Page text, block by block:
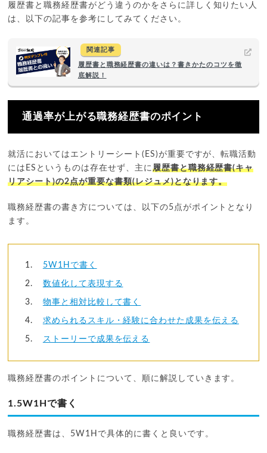
履歴書と職務経歴書がどう違うのかをさらに詳しく知りたい人
は、以下の記事を参考にしてみてください。
関連記事
履歴書と職務経歴書の違いは？書きかたのコツを徹
底解説！
通過率が上がる職務経歴書のポイント
就活においてはエントリーシート(ES)が重要ですが、転職活動
にはESというものは存在せず、主に 履歴書と職務経歴書(キャ
リアシート)の2点が重要な書類(レジュメ)となります。
職務経歴書の書き方については、以下の5点がポイントとなり
ます。
5W1Hで書く
数値化して表現する
物事と相対比較して書く
求められるスキル・経験に合わせた成果を伝える
ストーリーで成果を伝える
職務経歴書のポイントについて、順に解説していきます。
1.5W1Hで書く
職務経歴書は、5W1Hで具体的に書くと良いです。